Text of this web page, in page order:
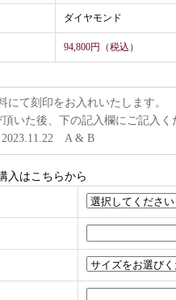
ダイヤモンド
94,800円（税込）
にて刻印をお入れいたします。
いた後、下の記入欄にご記入く
2023.11.22 A & B
入はこちらから